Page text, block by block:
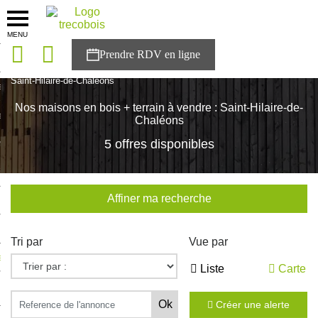
MENU
solutions
Trecobois
à NESTOR
Saint-Hilaire-de-Chaléons
Nos maisons en bois + terrain à vendre : Saint-Hilaire-de-
Chaléons
5 offres disponibles
Affiner ma recherche
Tri par Vue par
Liste Carte
Créer une alerte